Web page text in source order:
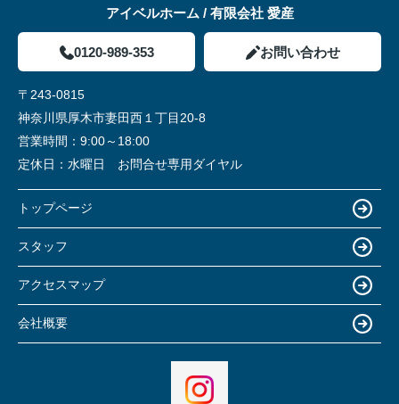
アイベルホーム / 有限会社 愛産
0120-989-353 お問い合わせ
〒243-0815
神奈川県厚木市妻田西１丁目20-8
営業時間： 9:00～18:00
定休日： 水曜日 お問合せ専用ダイヤル
トップページ
スタッフ
アクセスマップ
会社概要